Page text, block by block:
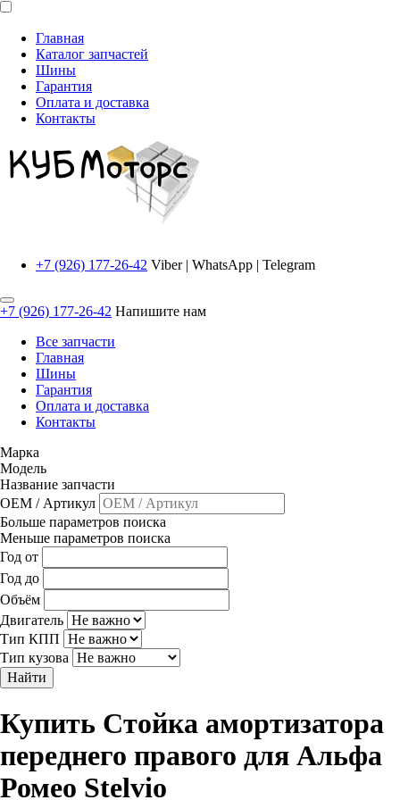
Главная
Каталог запчастей
Шины
Гарантия
Оплата и доставка
Контакты
+7 (926) 177-26-42 Viber | WhatsApp | Telegram
+7 (926) 177-26-42 Напишите нам
Все запчасти
Главная
Шины
Гарантия
Оплата и доставка
Контакты
Марка
Модель
Название запчасти
OEM / Артикул
Больше параметров поиска
Меньше параметров поиска
Год от
Год до
Объём
Двигатель
Тип КПП
Тип кузова
Найти
Купить Стойка амортизатора
переднего правого для Альфа
Ромео Stelvio